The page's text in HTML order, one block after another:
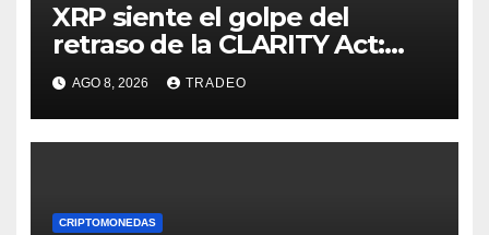
XRP siente el golpe del
retraso de la CLARITY Act:
¿Podrá mantenerse por
encima de $1?
AGO 8, 2026 TRADEO
CRIPTOMONEDAS